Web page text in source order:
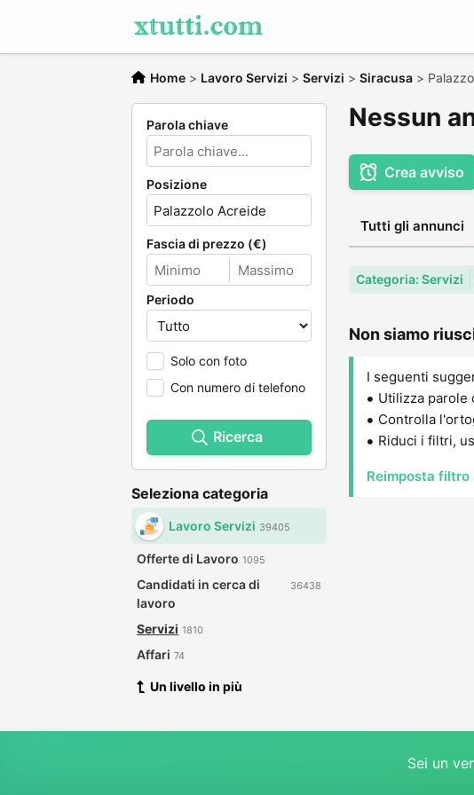
Home > Lavoro Servizi > Servizi > Siracusa >
Parola chiave
Posizione
Fascia di prezzo (€)
Periodo
Solo con foto
Con numero di telefono
Ricerca
Seleziona categoria
Lavoro Servizi 39405
Offerte di Lavoro 1095
Candidati in cerca di
lavoro
36438
Servizi 1810
Affari 74
Un livello in più
Nessun
Crea avviso
Tutti gli annunci
Categoria: Servizi
Non siamo
I seguenti
Utilizza parole
Controlla
Riduci i filtri,
Reimposta
Sei un